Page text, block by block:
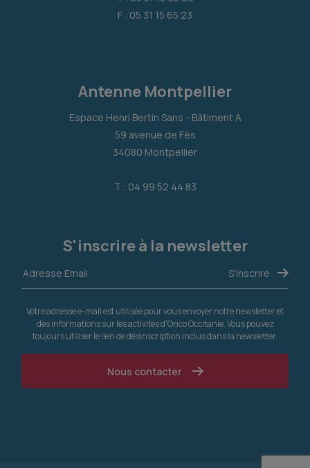
F : 05 31 15 65 23
Antenne Montpellier
Espace Henri Bertin Sans - Bâtiment A
59 avenue de Fès
34080 Montpellier
T : 04 99 52 44 83
S'inscrire à la newsletter
Votre adresse e-mail est utilisée pour vous envoyer notre newsletter et
des informations sur les activités d'Onco Occitanie. Vous pouvez
toujours utiliser le lien de désinscription inclus dans la newsletter.
Nous contacter